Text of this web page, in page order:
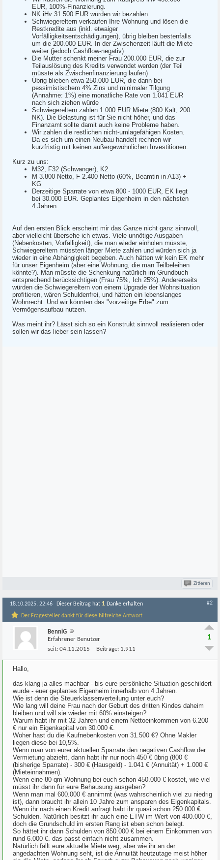
EUR, 100%-Finanzierung.
NK iHv 31.500 EUR würden wir bezahlen
Schwiegereltern verkaufen Ihre Wohnung und lösen die
Restkredite aus (inkl. etwaiger
Vorfälligkeitsentschädigungen), übrig bleiben bestenfalls
um die 200.000 EUR. In der Zwischenzeit läuft die Miete
weiter (jedoch Cashflow-negativ)
Die Mutter schenkt meiner Frau 200.000 EUR, die zur
Teilauslösung des Kredits verwendet werden (der Teil
müsste als Zwischenfinanzierung laufen)
Übrig blieben etwa 250.000 EUR, die dann bei
pessimistischem 4% Zins und minimaler Tilgung
(Annahme: 1%) eine monatliche Rate von 1.041 EUR
nach sich ziehen würde
Schwiegereltern zahlen 1.000 EUR Miete (800 Kalt, 200
NK). Die Belastung ist für Sie nicht höher, und das
Finanzamt sollte damit auch keine Probleme haben.
Wir zahlen die restlichen nicht-umlagefähigen Kosten.
Da es sich um einen Neubau handelt rechnen wir
kurzfristig mit keinen außergewöhnlichen Investitionen.
Kurz zu uns:
M32, F32 (Schwanger), K2
M 3.800 Netto, F 2.400 Netto (60%, Beamtin in A13) +
KG
Derzeitige Sparrate von etwa 800 - 1000 EUR, EK liegt
bei 30.000 EUR. Geplantes Eigenheim in den nächsten
4 Jahren.
Auf den ersten Blick erscheint mir das Ganze nicht ganz sinnvoll,
aber vielleicht übersehe ich etwas. Viele unnötige Ausgaben
(Nebenkosten, Vorfälligkeit), die man wieder einholen müsste,
Schwiegereltern müssten länger Miete zahlen und würden sich ja
wieder in eine Abhängigkeit begeben. Auch hätten wir kein EK mehr
für unser Eigenheim (aber eine Wohnung, die man Teilbeleihen
könnte?). Man müsste die Schenkung natürlich im Grundbuch
entsprechend berücksichtigen (Frau 75%, Ich 25%). Andererseits
würden die Schwiegereltern von einem Upgrade der Wohnsituation
profitieren, wären Schuldenfrei, und hätten ein lebenslanges
Wohnrecht. Und wir könnten das "vorzeitige Erbe" zum
Vermögensaufbau nutzen.
Was meint ihr? Lässt sich so ein Konstrukt sinnvoll realisieren oder
sollen wir das lieber sein lassen?
Zitieren
18.10.2025, 22:46 Dieser Beitrag hat 1 Danke erhalten
Der Fragesteller dankt für diese hilfreiche Antwort
#2
BenniG
Erfahrener Benutzer
seit: 04.11.2015 Beiträge: 1.911
1
Hallo,
das klang ja alles machbar - bis eure persönliche Situation geschildert
wurde - euer geplantes Eigenheim innerhalb von 4 Jahren.
Wie ist denn die Steuerklassenverteilung unter euch?
Wie lang will deine Frau nach der Geburt des dritten Kindes daheim
bleiben und will sie wieder mit 60% einsteigen?
Warum habt ihr mit 32 Jahren und einem Nettoeinkommen von 6.200
€ nur ein Eigenkapital von 30.000 €.
Woher hast du die Kaufnebenkosten von 31.500 €? Ohne Makler
liegen diese bei 10,5%.
Wenn man von eurer aktuellen Sparrate den negativen Cashflow der
Vermietung abzieht, dann habt ihr nur noch 450 € übrig (800 €
(bisherige Sparrate) - 300 € (Hausgeld) - 1.041 € (Annuität) + 1.000 €
(Mieteinnahmen).
Wenn eine 80 qm Wohnung bei euch schon 450.000 € kostet, wie viel
müsst ihr dann für eure Behausung ausgeben?
Wenn man mal 600.000 € annimmt (was wahrscheinlich viel zu niedrig
ist), dann braucht ihr allein 10 Jahre zum ansparen des Eigenkapitals.
Wenn ihr nach einen Kredit anfragt habt ihr quasi schon 250.000 €
Schulden. Natürlich besitzt ihr auch eine ETW im Wert von 400.000 €,
doch die Grundschuld im ersten Rang ist eben schon belegt.
So hättet ihr dann Schulden von 850.000 € bei einem Einkommen von
rund 6.000 €. das passt einfach nicht zusammen.
Natürlich fällt eure aktuelle Miete weg, aber wie ihr an der
angedachten Wohnung seht, ist die Annuität heutzutage meist höher